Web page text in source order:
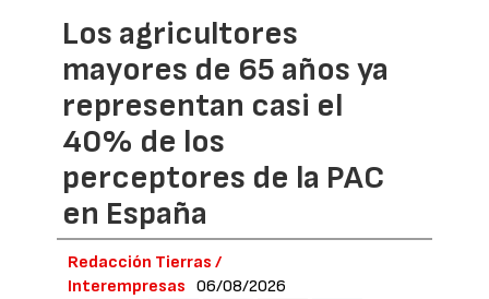
Los agricultores
mayores de 65 años ya
representan casi el
40% de los
perceptores de la PAC
en España
Redacción Tierras /
Interempresas
06/08/2026